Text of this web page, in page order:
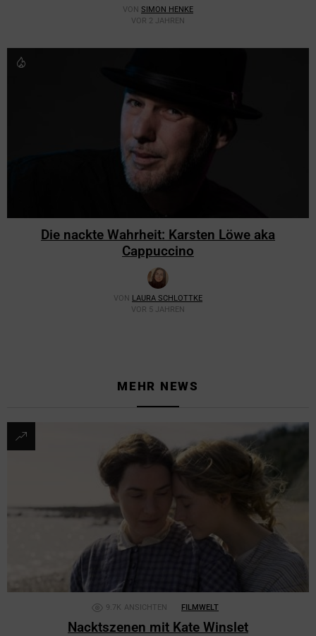
VON SIMON HENKE
VOR 2 JAHREN
Die nackte Wahrheit: Karsten Löwe aka
Cappuccino
VON LAURA SCHLOTTKE
VOR 5 JAHREN
MEHR NEWS
9.7K ANSICHTEN FILMWELT
Nacktszenen mit Kate Winslet